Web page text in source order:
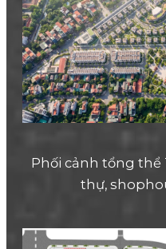
Phối cảnh tổng thể
thự,